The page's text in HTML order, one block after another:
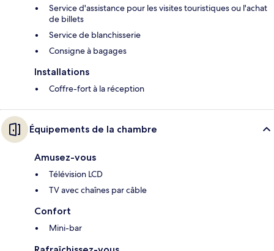
Service d'assistance pour les visites touristiques ou l'achat
de billets
Service de blanchisserie
Consigne à bagages
Installations
Coffre-fort à la réception
Équipements de la chambre
Amusez-vous
Télévision LCD
TV avec chaînes par câble
Confort
Mini-bar